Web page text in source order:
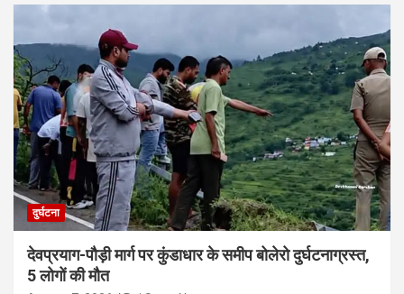
दुर्घटना
देवप्रयाग-पौड़ी मार्ग पर कुंडाधार के समीप बोलेरो दुर्घटनाग्रस्त,
5 लोगों की मौत